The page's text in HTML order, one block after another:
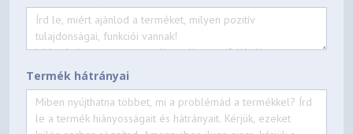
Termék hátrányai